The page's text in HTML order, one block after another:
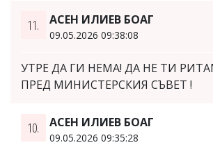
11. АСЕН ИЛИЕВ БОАГ
09.05.2026 09:38:08
УТРЕ ДА ГИ НЕМА! ДА НЕ ТИ
ПРЕД МИНИСТЕРСКИЯ СЪВЕТ !
10. АСЕН ИЛИЕВ БОАГ
09.05.2026 09:35:28